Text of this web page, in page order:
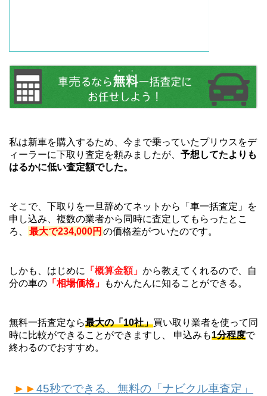
私は新車を購入するため、今まで乗っていたプリウスをデ
ィーラーに下取り査定を頼みましたが、 予想してたよりも
はるかに低い査定額でした。
そこで、下取りを一旦辞めてネットから「車一括査定」を
申し込み、複数の業者から同時に査定してもらったとこ
ろ、
最大で234,000円 の価格差がついたのです。
しかも、はじめに 「概算金額」 から教えてくれるので、自
分の車の 「相場価格」 もかんたんに知ることができる。
無料一括査定なら最大の「10社」買い取り業者を使って同
時に比較ができることができますし、 申込みも1分程度で
終わるのでおすすめ。
►►45秒でできる、無料の「ナビクル車査定」